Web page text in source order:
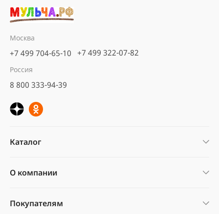
Москва
+7 499 704-65-10 +7 499 322-07-82
Россия
8 800 333-94-39
Каталог
О компании
Покупателям